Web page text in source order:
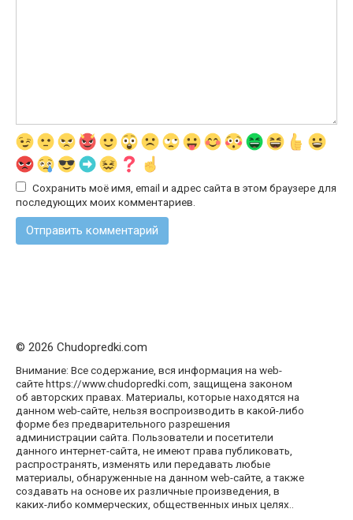
Сохранить моё имя, email и адрес сайта в этом браузере для
последующих моих комментариев.
© 2026 Chudopredki.com
Внимание: Все содержание, вся информация на web-
сайте https://www.chudopredki.com, защищена законом
об авторских правах. Материалы, которые находятся на
данном web-сайте, нельзя воспроизводить в какой-либо
форме без предварительного разрешения
администрации сайта. Пользователи и посетители
данного интернет-сайта, не имеют права публиковать,
распространять, изменять или передавать любые
материалы, обнаруженные на данном web-сайте, а также
создавать на основе их различные произведения, в
каких-либо коммерческих, общественных иных целях..